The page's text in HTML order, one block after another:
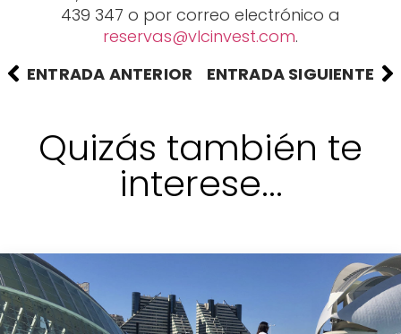
439 347 o por correo electrónico a
reservas@vlcinvest.com.
ENTRADA ANTERIOR
ENTRADA SIGUIENTE
Quizás también te
interese...